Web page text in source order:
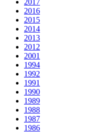
2017
2016
2015
2014
2013
2012
2001
1994
1992
1991
1990
1989
1988
1987
1986